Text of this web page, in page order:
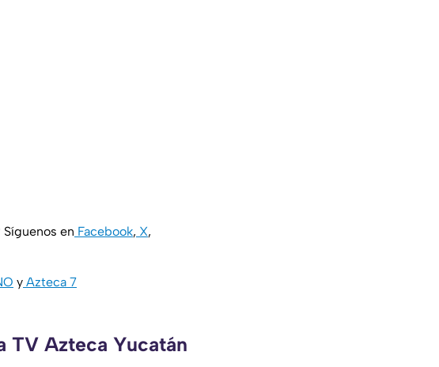
en Facebook, X,
y Azteca 7
TV Azteca Yucatán